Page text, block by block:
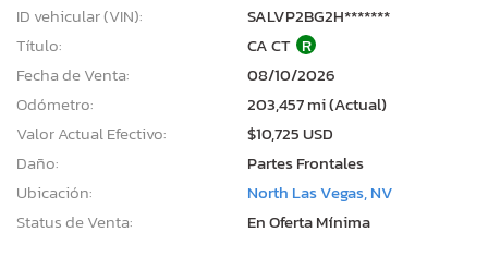
ID vehicular (VIN):
SALVP2BG2H*******
Título:
CA CT R
Fecha de Venta:
08/10/2026
Odómetro:
203,457 mi (Actual)
Valor Actual Efectivo:
$10,725 USD
Daño:
Partes Frontales
Ubicación:
North Las Vegas, NV
Status de Venta:
En Oferta Mínima